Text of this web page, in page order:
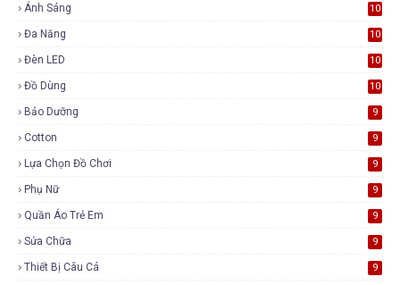
Ánh Sáng 10
Đa Năng 10
Đèn LED 10
Đồ Dùng 10
Bảo Dưỡng 9
Cotton 9
Lựa Chọn Đồ Chơi 9
Phụ Nữ 9
Quần Áo Trẻ Em 9
Sửa Chữa 9
Thiết Bị Câu Cá 9